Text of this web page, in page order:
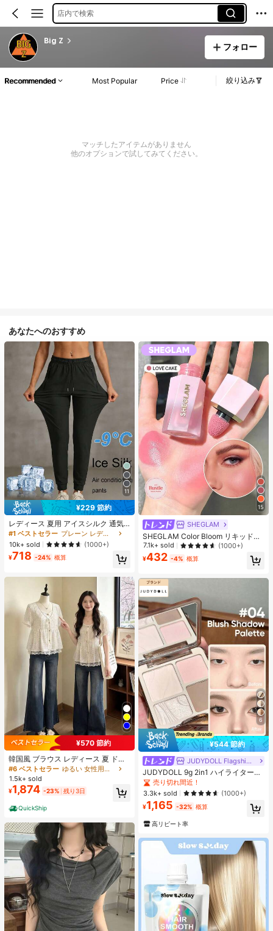
店内で検索
Big Z
フォロー
Recommended Most Popular Price 絞り込み
マッチしたアイテムがありません
他のオプションで試してみてください。
あなたへのおすすめ
11
¥229 節約
レディース 夏用 アイスシルク 通気
性 ランニングパンツ、速乾 軽量 ス
ポーツパンツ ジッパーポケット & ウ
エストバンド付き フィットネス & ジ
ョギング用 ブラック、アスレジャー
#1 ベストセラー
プレーン レディースパンツ
10k+ sold
(1000+)
¥718 -24% 概算
¥570 節約
韓国風 ブラウス レディース 夏 ドッ
ト柄 フェイクレイヤード 半袖 パフ
スリーブ レース切替 リボンデザイン
細見え フェミニン デート お出かけ
#6 ベストセラー
ゆるい 女性用ブラウス
1.5k+ sold
¥1,874 -23% 残り3日
QuickShip
15
SHEGLAM
SHEGLAM Color Bloom リキッドチ
ークマット仕上げ-Love Cake チー
ク 女性と女の子のためのブランドビ
ューティーコスメメイクアップ
7.1k+ sold (1000+)
¥432 -4% 概算
6
¥544 節約
JUDYDOLL Flagship Store
JUDYDOLL 9g 2in1 ハイライター&
コントアーパレット、マット&シマ
ーブラッシュパレット、初心者、自
分用、ギフトにも最適、パーティ
ー、デート、結婚式などのあらゆる
売り切れ間近！
3.3k+ sold
(1000+)
¥1,165 -32% 概算
高リピート率